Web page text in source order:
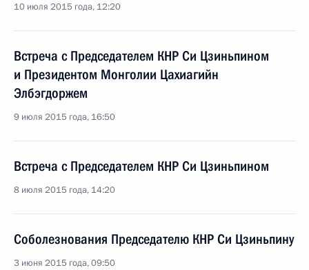
10 июля 2015 года, 12:20
Встреча с Председателем КНР Си Цзиньпином
и Президентом Монголии Цахиагийн
Элбэгдоржем
9 июля 2015 года, 16:50
Встреча с Председателем КНР Си Цзиньпином
8 июля 2015 года, 14:20
Соболезнования Председателю КНР Си Цзиньпину
3 июня 2015 года, 09:50